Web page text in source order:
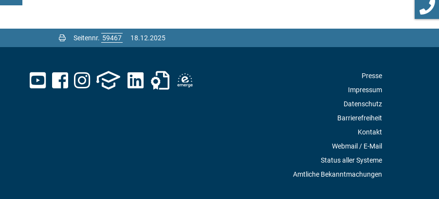
Seitennr. 18.12.2025
Presse
Impressum
Datenschutz
Barrierefreiheit
Kontakt
Webmail / E-Mail
Status aller Systeme
Amtliche Bekanntmachungen